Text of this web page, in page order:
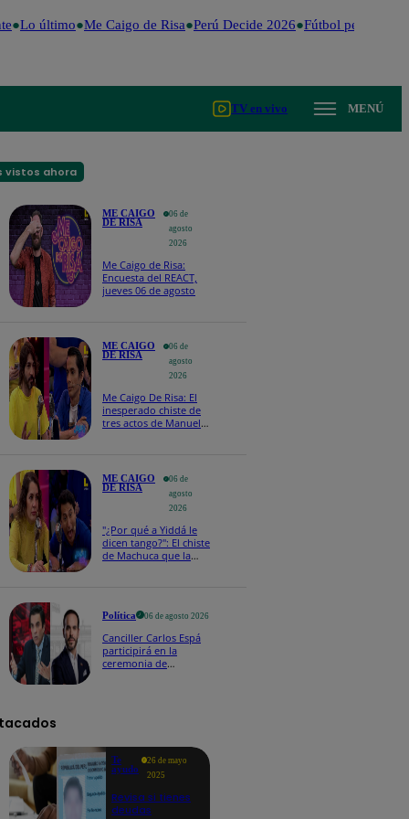
Lo último Me Caigo de Risa Perú Decide 2026 Fútbol peruano
TV en vivo MENÚ
vistos ahora
ME CAIGO
DE RISA
06 de
agosto
2026
Me Caigo de Risa:
Encuesta del REACT,
jueves 06 de agosto
ME CAIGO
DE RISA
06 de
agosto
2026
Me Caigo De Risa: El
inesperado chiste de
tres actos de Manuel
ME CAIGO
DE RISA
06 de
agosto
2026
"¿Por qué a Yiddá le
dicen tango?": El chiste
de Machuca que la
Política 06 de agosto 2026
Canciller Carlos Espá
participirá en la
ceremonia de
Te
ayudo
26 de mayo
2025
Revisa si tienes
deudas